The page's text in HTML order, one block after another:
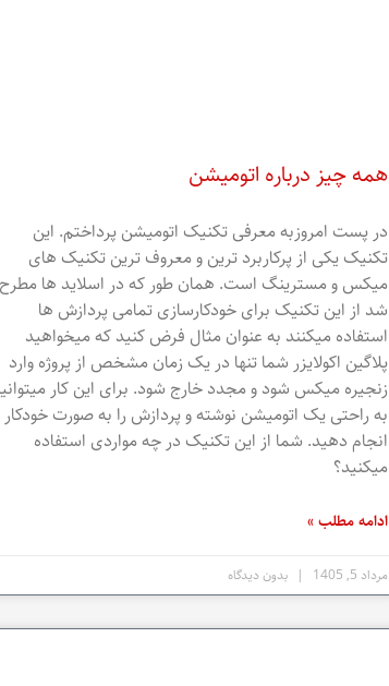
همه چیز درباره اتومیشن
در پست امروزبه معرفی تکنیک اتومیشن پرداختم. این
تکنیک یکی از پرکاربرد ترین و معروف ترین تکنیک های
میکس و مسترینگ است. همان طور که در اسلاید ها مطرح
شد از این تکنیک برای خودکارسازی تمامی پردازش ها
استفاده میکنند به عنوان مثال فرض کنید که میخواهید
پلاگین اکولایزر شما تنها در یک زمان مشخص از پروژه وارد
زنجیره میکس شود و مجدد خارج شود. برای این کار
به راحتی یک اتومیشن نوشته و پردازش را به صورت خودکار
انجام دهید. شما از این تکنیک در چه مواردی استفاده
میکنید؟
ادامه مطلب »
مرداد 5, 1405 بدون دیدگاه